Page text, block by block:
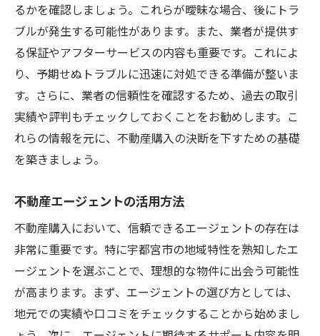
るかを確認しましょう。これらが曖昧な場合、後にトラ
ブルが発生する可能性があります。また、業者が提供す
る保証やアフターサービスの内容も重要です。これによ
り、予期せぬトラブルに迅速に対処できる準備が整いま
す。さらに、業者の信頼性を確認するため、過去の取引
実績や評判もチェックしておくことをお勧めします。こ
れらの情報を元に、不動産購入の決断を下すための基礎
を築きましょう。
不動産エージェントの活用方法
不動産購入において、信頼できるエージェントの存在は
非常に重要です。特に宇都宮市の地域特性を熟知したエ
ージェントを選ぶことで、理想的な物件に出会う可能性
が高まります。まず、エージェントの選び方としては、
地元での実績や口コミをチェックすることから始めまし